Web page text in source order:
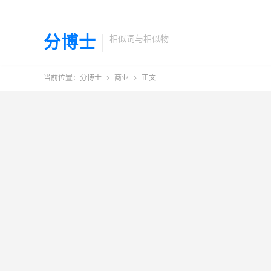
分博士 相似词与相似物
当前位置： 分博士  商业  正文